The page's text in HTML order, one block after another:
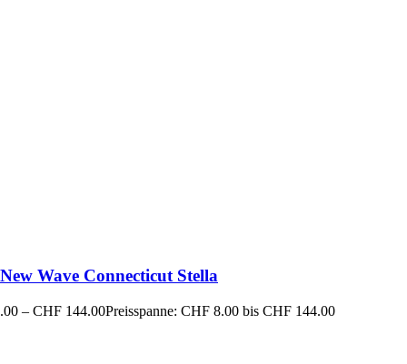
Wave Connecticut Stella
– CHF 144.00Preisspanne: CHF 8.00 bis CHF 144.00